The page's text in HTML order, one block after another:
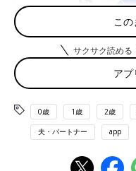
アンケート結果から、共
で「家事は分担している
こ
サクサク読める
ア
0歳 1歳 2歳
夫・パートナー app